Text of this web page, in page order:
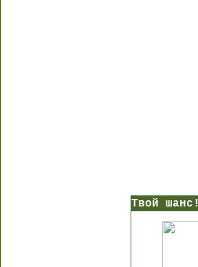
Твой шанс!